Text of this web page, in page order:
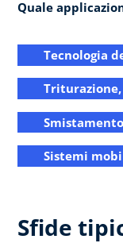
Quale
Tecnologia
Sistemi
Sfide